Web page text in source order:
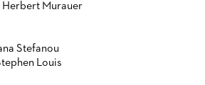
Herbert Murauer
Stefanou
Louis